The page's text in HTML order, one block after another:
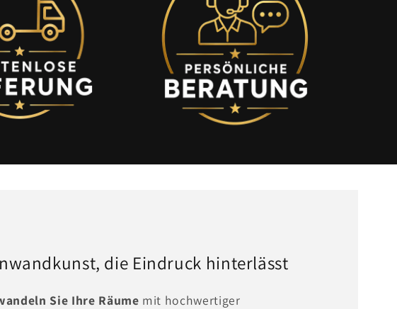
die Eindruck hinterlässt
Sie Ihre Räume mit hochwertiger